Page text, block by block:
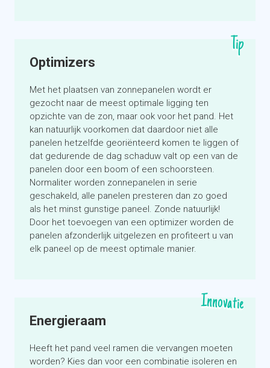
Financieringsmogelijkheden
Tip
Optimizers
Met het plaatsen van zonnepanelen wordt er
gezocht naar de meest optimale ligging ten
opzichte van de zon, maar ook voor het pand. Het
kan natuurlijk voorkomen dat daardoor niet alle
panelen hetzelfde georiënteerd komen te liggen of
dat gedurende de dag schaduw valt op een van de
panelen door een boom of een schoorsteen.
Normaliter worden zonnepanelen in serie
geschakeld, alle panelen presteren dan zo goed
als het minst gunstige paneel. Zonde natuurlijk!
Door het toevoegen van een optimizer worden de
panelen afzonderlijk uitgelezen en profiteert u van
elk paneel op de meest optimale manier.
Innovatie
Energieraam
Heeft het pand veel ramen die vervangen moeten
worden? Kies dan voor een combinatie isoleren en